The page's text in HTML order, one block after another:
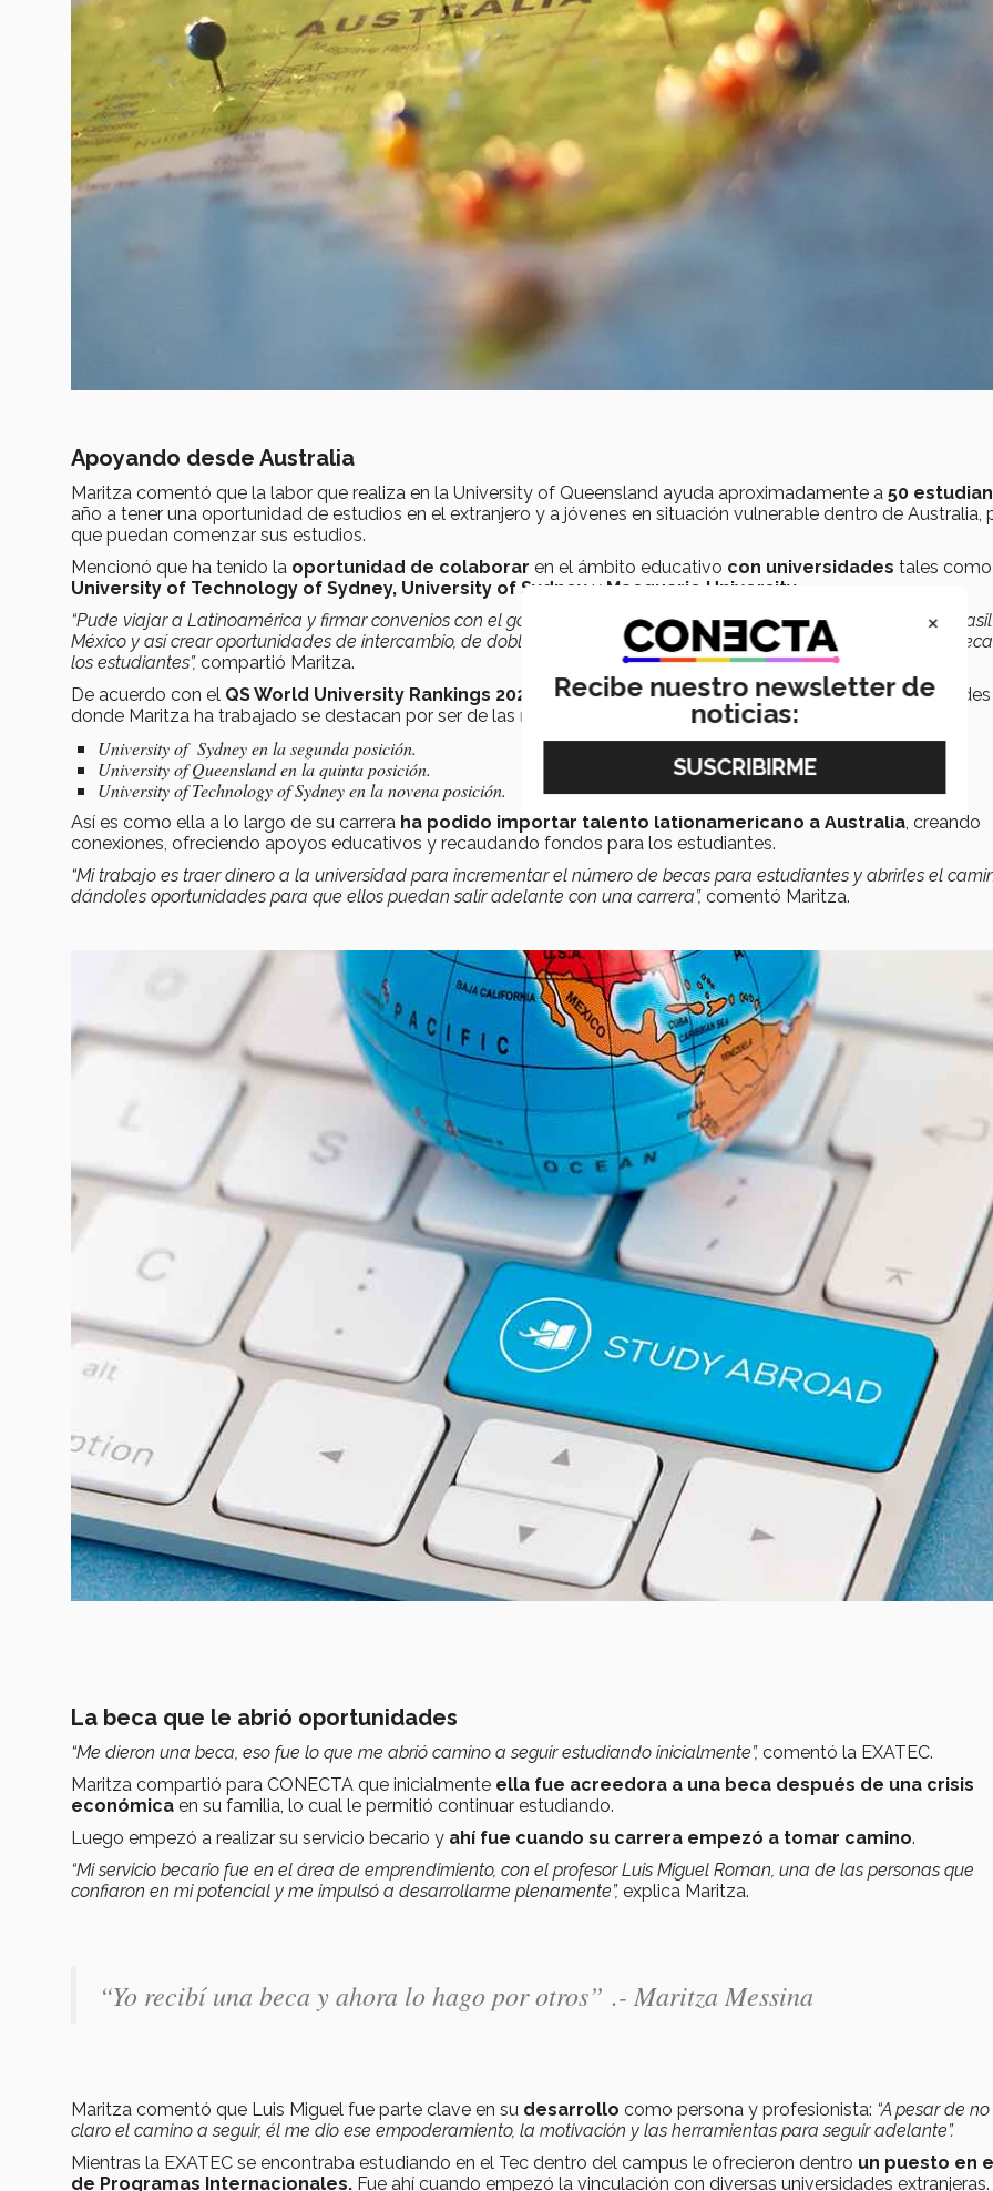
Apoyando desde Australia
Maritza comentó que la labor que realiza en la University of Queensland ayuda aproximadamente a 50
año a tener una oportunidad de estudios en el extranjero y a jóvenes en situación vulnerable dentro de Australia,
que puedan comenzar sus estudios.
Mencionó que ha tenido la oportunidad de colaborar en el ámbito educativo con universidades tales
University of Technology of Sydney, University of Sydney y Macquarie University.
“Pude viajar a Latinoamérica y firmar convenios con el gobierno y universidades de Chile, Colombia, Argentina,
México y así crear oportunidades de intercambio, de doble titulación con los gobiernos y también programas de
los estudiantes”, compartió Maritza.
De acuerdo con el QS World University Rankings 2021 y suTop 10 Universities in Australia, las
donde Maritza ha trabajado se destacan por ser de las mejores del país, estando en las siguientes posiciones:
University of Sydney en la segunda posición.
University of Queensland en la quinta posición.
University of Technology of Sydney en la novena posición.
Así es como ella a lo largo de su carrera ha podido importar talento lationamericano a Australia, creando
conexiones, ofreciendo apoyos educativos y recaudando fondos para los estudiantes.
“Mi trabajo es traer dinero a la universidad para incrementar el número de becas para estudiantes y abrirles el
dándoles oportunidades para que ellos puedan salir adelante con una carrera”, comentó Maritza.
La beca que le abrió oportunidades
“Me dieron una beca, eso fue lo que me abrió camino a seguir estudiando inicialmente”, comentó la EXATEC.
Maritza compartió para CONECTA que inicialmente ella fue acreedora a una beca después de una crisis
económica en su familia, lo cual le permitió continuar estudiando.
Luego empezó a realizar su servicio becario y ahí fue cuando su carrera empezó a tomar camino.
“Mi servicio becario fue en el área de emprendimiento, con el profesor Luis Miguel Roman, una de las personas que
confiaron en mi potencial y me impulsó a desarrollarme plenamente”, explica Maritza.
“Yo recibí una beca y ahora lo hago por otros” .- Maritza Messina
Maritza comentó que Luis Miguel fue parte clave en su desarrollo como persona y profesionista: “A pesar de
claro el camino a seguir, él me dio ese empoderamiento, la motivación y las herramientas para seguir adelante”.
Mientras la EXATEC se encontraba estudiando en el Tec dentro del campus le ofrecieron dentro un puesto en
de Programas Internacionales. Fue ahí cuando empezó la vinculación con diversas universidades extranjeras.
×
Recibe nuestro newsletter de
noticias: